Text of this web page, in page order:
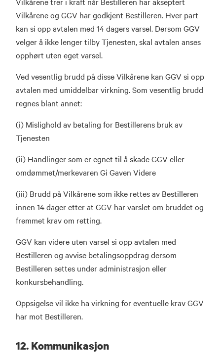
Vilkårene og GGV har godkjent Bestilleren. Hver part
kan si opp avtalen med 14 dagers varsel. Dersom GGV
velger å ikke lenger tilby Tjenesten, skal avtalen anses
opphørt uten eget varsel.
Ved vesentlig brudd på disse Vilkårene kan GGV si opp
avtalen med umiddelbar virkning. Som vesentlig brudd
regnes blant annet:
(i) Mislighold av betaling for Bestillerens bruk av
Tjenesten
(ii) Handlinger som er egnet til å skade GGV eller
omdømmet/merkevaren Gi Gaven Videre
(iii) Brudd på Vilkårene som ikke rettes av Bestilleren
innen 14 dager etter at GGV har varslet om bruddet og
fremmet krav om retting.
GGV kan videre uten varsel si opp avtalen med
Bestilleren og avvise betalingsoppdrag dersom
Bestilleren settes under administrasjon eller
konkursbehandling.
Oppsigelse vil ikke ha virkning for eventuelle krav GGV
har mot Bestilleren.
12. Kommunikasjon